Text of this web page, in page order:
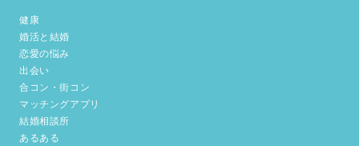
健康
婚活と結婚
恋愛の悩み
出会い
合コン・街コン
マッチングアプリ
結婚相談所
あるある